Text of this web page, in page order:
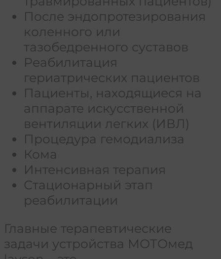
После эндопротезирования
коленного или
тазобедренного суставов
Реабилитация
гериатрических пациентов
Пациенты, находящиеся на
аппарате искусственной
вентиляции легких (ИВЛ)
Процедура гемодиализа
Кома
Интенсивная терапия
Стационарный этап
реабилитации
Главные терапевтические
задачи устройства МОТОмед